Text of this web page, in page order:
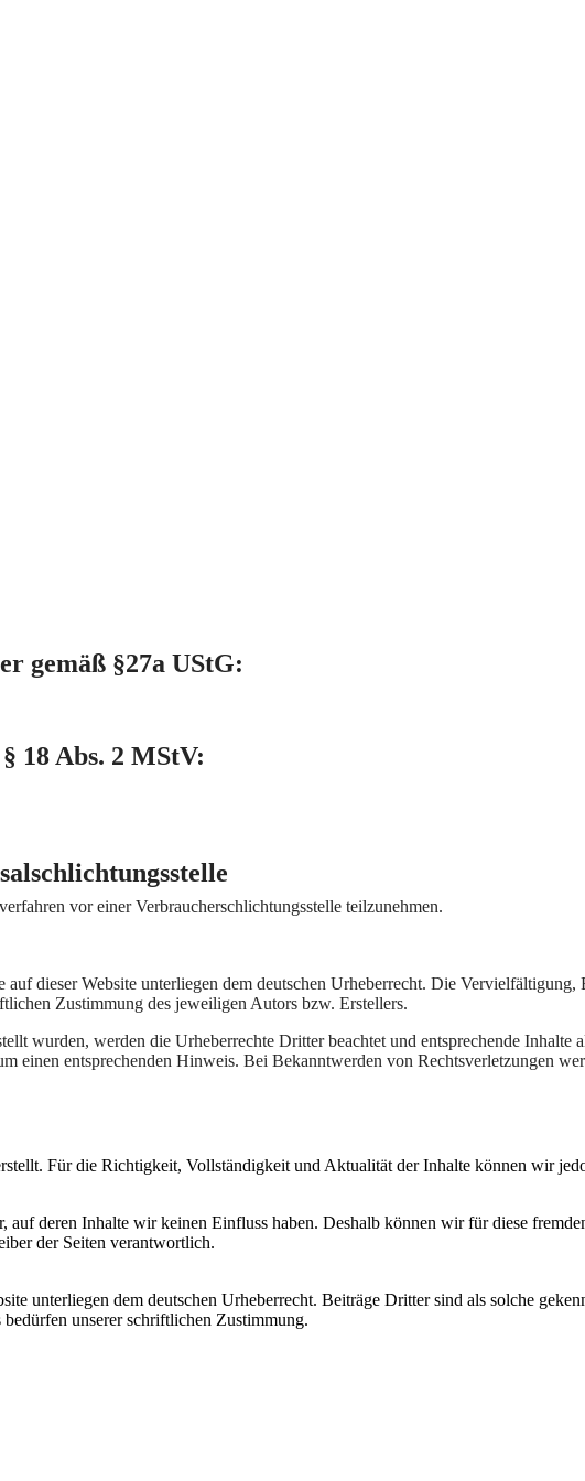
gemäß §27a UStG:
18 Abs. 2 MStV:
vor einer Verbraucherschlichtungsstelle teilzunehmen.
dieser Website unterliegen dem deutschen Urheberrecht. Die
Zustimmung des jeweiligen Autors bzw. Erstellers.
wurden, werden die Urheberrechte Dritter beachtet und entsprechende Inhalte
einen entsprechenden Hinweis. Bei Bekanntwerden von Rechtsverletzungen
Für die Richtigkeit, Vollständigkeit und Aktualität der Inhalte können wir
auf deren Inhalte wir keinen Einfluss haben. Deshalb können wir für diese
der Seiten verantwortlich.
unterliegen dem deutschen Urheberrecht. Beiträge Dritter sind als solche
unserer schriftlichen Zustimmung.